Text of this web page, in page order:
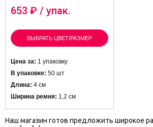
653 ₽ / упак.
ВЫБРАТЬ ЦВЕТ/РАЗМЕР
Цена за: 1 упаковку
В упаковке: 50 шт
Длина: 4 см
Ширина ремня: 1,2 см
Наш магазин готов предложить широкое